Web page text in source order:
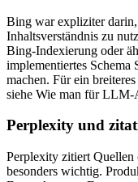
Bing war expliziter
Inhaltsverständnis zu
Bing‑Indexierung oder
implementiertes Schema
machen. Für ein
siehe Wie man für
Perplexity und
Perplexity zitiert Quellen
besonders wichtig.